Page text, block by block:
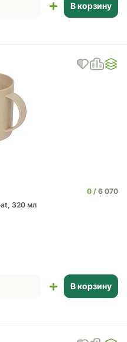
В корзину
0
6 070
320 мл
В корзину